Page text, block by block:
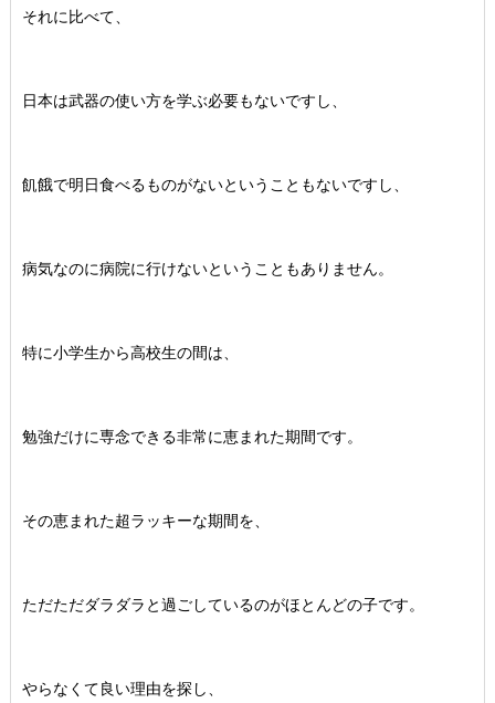
それに比べて、
日本は武器の使い方を学ぶ必要もないですし、
飢餓で明日食べるものがないということもないですし、
病気なのに病院に行けないということもありません。
特に小学生から高校生の間は、
勉強だけに専念できる非常に恵まれた期間です。
その恵まれた超ラッキーな期間を、
ただただダラダラと過ごしているのがほとんどの子です。
やらなくて良い理由を探し、